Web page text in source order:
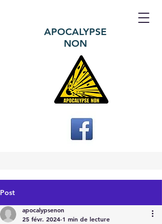
APOCALYPSE
NON
Post
apocalypsenon
25 févr. 2024 1 min de lecture